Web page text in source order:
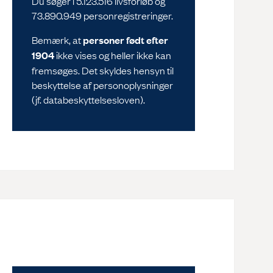
73.890.949 personregistreringer.
Bemærk, atpersoner født efter
1904ikke vises og heller ikke kan
fremsøges. Det skyldes hensyn til
beskyttelse af personoplysninger
(jf. databeskyttelsesloven).